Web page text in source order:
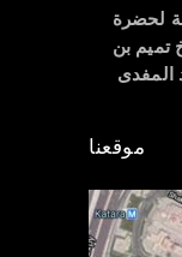
لحضرة
تميم بن
المفدى
موقعنا